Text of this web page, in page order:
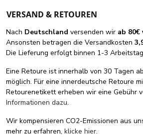
VERSAND & RETOUREN
Nach Deutschland versenden wir ab
Ansonsten betragen die Versandkosten
Die Lieferung erfolgt binnen 1-3
Eine Retoure ist innerhalb von 30 Tagen
möglich. Für eine innerdeutsche Retoure
Retourenetikett erheben wir eine Gebühr
Informationen dazu.
Wir kompensieren CO2-Emissionen aus
mehr zu erfahren, klicke hier.